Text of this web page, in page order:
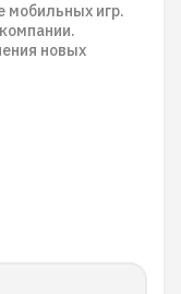
мобильных игр.
новых